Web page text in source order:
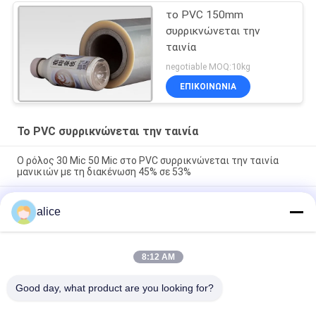
το PVC 150mm
συρρικνώνεται την
ταινία
negotiable MOQ:10kg
ΕΠΙΚΟΙΝΩΝΙΑ
Το PVC συρρικνώνεται την ταινία
Ο ρόλος 30 Mic 50 Mic στο PVC συρρικνώνεται την ταινία
μανικιών με τη διακένωση 45% σε 53%
Το Odorless PVC βαθμού εκτύπωσης συρρικνώνεται την
ταινία, η θερμότητα συρρικνώνεται τα συσκευάζοντας
τρόφιμα περικαλυμμάτων
Η υψηλή αναλογία διακένωσης εκτυπώσιμη συρρικνώνεται
τους ρόλους ταινιών περικαλυμμάτων για τα πλήρη μανίκια
alice
8:12 AM
Good day, what product are you looking for?